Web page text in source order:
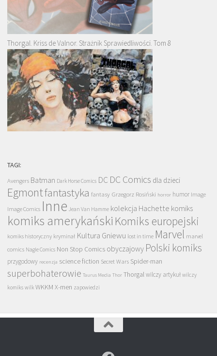
Thorgal. Kriss de Valnor. Strażnik Sprawiedliwości. Tom 8
TAGI:
Avengers Batman Dark Horse Comics DC DC Comics dla dzieci
Egmontfantastyka fantasy Grzegorz Rosiński horror humor Image
Image Comics Inne Jean Van Hamme kolekcja Hachette komiks
komiks amerykański Komiks europejski
komiks historyczny kryminał Kultura Gniewu lost in time Marvel marvel
comics Nagle Comics Non Stop Comics obyczajowy Polski komiks
przygodowy recenzja science fiction Secret Wars Spider-man
superbohaterowie Taurus Media Thor Thorgal wilczy artykuł wilczy
komiks wilk WKKM X-men zapowiedzi